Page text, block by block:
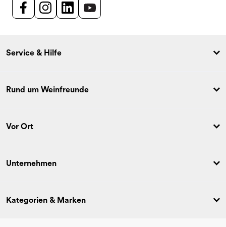
Service & Hilfe
Rund um Weinfreunde
Vor Ort
Unternehmen
Kategorien & Marken